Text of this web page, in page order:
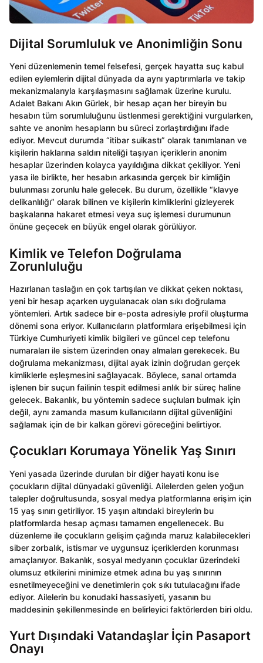
Dijital Sorumluluk ve Anonimliğin Sonu
Yeni düzenlemenin temel felsefesi, gerçek hayatta suç kabul
edilen eylemlerin dijital dünyada da aynı yaptırımlarla ve takip
mekanizmalarıyla karşılaşmasını sağlamak üzerine kurulu.
Adalet Bakanı Akın Gürlek, bir hesap açan her bireyin bu
hesabın tüm sorumluluğunu üstlenmesi gerektiğini vurgularken,
sahte ve anonim hesapların bu süreci zorlaştırdığını ifade
ediyor. Mevcut durumda “itibar suikastı” olarak tanımlanan ve
kişilerin haklarına saldırı niteliği taşıyan içeriklerin anonim
hesaplar üzerinden kolayca yayıldığına dikkat çekiliyor. Yeni
yasa ile birlikte, her hesabın arkasında gerçek bir kimliğin
bulunması zorunlu hale gelecek. Bu durum, özellikle “klavye
delikanlılığı” olarak bilinen ve kişilerin kimliklerini gizleyerek
başkalarına hakaret etmesi veya suç işlemesi durumunun
önüne geçecek en büyük engel olarak görülüyor.
Kimlik ve Telefon Doğrulama
Zorunluluğu
Hazırlanan taslağın en çok tartışılan ve dikkat çeken noktası,
yeni bir hesap açarken uygulanacak olan sıkı doğrulama
yöntemleri. Artık sadece bir e-posta adresiyle profil oluşturma
dönemi sona eriyor. Kullanıcıların platformlara erişebilmesi için
Türkiye Cumhuriyeti kimlik bilgileri ve güncel cep telefonu
numaraları ile sistem üzerinden onay almaları gerekecek. Bu
doğrulama mekanizması, dijital ayak izinin doğrudan gerçek
kimliklerle eşleşmesini sağlayacak. Böylece, sanal ortamda
işlenen bir suçun failinin tespit edilmesi anlık bir süreç haline
gelecek. Bakanlık, bu yöntemin sadece suçluları bulmak için
değil, aynı zamanda masum kullanıcıların dijital güvenliğini
sağlamak için de bir kalkan görevi göreceğini belirtiyor.
Çocukları Korumaya Yönelik Yaş Sınırı
Yeni yasada üzerinde durulan bir diğer hayati konu ise
çocukların dijital dünyadaki güvenliği. Ailelerden gelen yoğun
talepler doğrultusunda, sosyal medya platformlarına erişim için
15 yaş sınırı getiriliyor. 15 yaşın altındaki bireylerin bu
platformlarda hesap açması tamamen engellenecek. Bu
düzenleme ile çocukların gelişim çağında maruz kalabilecekleri
siber zorbalık, istismar ve uygunsuz içeriklerden korunması
amaçlanıyor. Bakanlık, sosyal medyanın çocuklar üzerindeki
olumsuz etkilerini minimize etmek adına bu yaş sınırının
esnetilmeyeceğini ve denetimlerin çok sıkı tutulacağını ifade
ediyor. Ailelerin bu konudaki hassasiyeti, yasanın bu
maddesinin şekillenmesinde en belirleyici faktörlerden biri oldu.
Yurt Dışındaki Vatandaşlar İçin Pasaport
Onayı